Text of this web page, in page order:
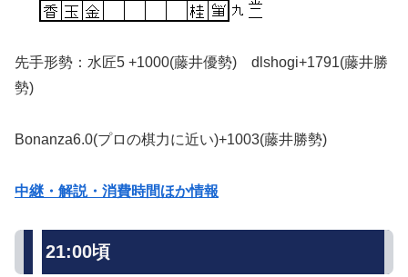
先手形勢：水匠5 +1000(藤井優勢) dlshogi+1791(藤井勝
勢)
Bonanza6.0(プロの棋力に近い)+1003(藤井勝勢)
中継・解説・消費時間ほか情報
21:00頃